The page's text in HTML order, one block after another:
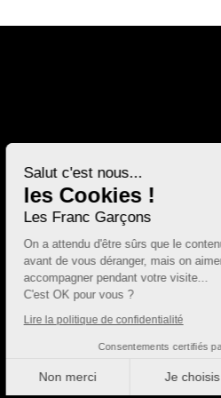
Salut c'est nous...
les Cookies !
Les Franc Garçons
On a attendu d'être sûrs que le
avant de vous déranger, mais on
accompagner pendant votre visite...
C'est OK pour vous ?
Lire la politique de confidentialité
Consentements
Non merci Je